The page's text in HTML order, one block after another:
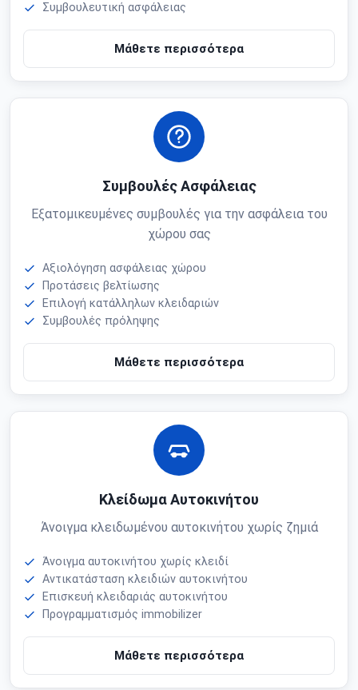
Συμβουλευτική ασφάλειας
Μάθετε περισσότερα
Συμβουλές Ασφάλειας
Εξατομικευμένες συμβουλές για την ασφάλεια του
χώρου σας
Αξιολόγηση ασφάλειας χώρου
Προτάσεις βελτίωσης
Επιλογή κατάλληλων κλειδαριών
Συμβουλές πρόληψης
Μάθετε περισσότερα
Κλείδωμα Αυτοκινήτου
Άνοιγμα κλειδωμένου αυτοκινήτου χωρίς ζημιά
Άνοιγμα αυτοκινήτου χωρίς κλειδί
Αντικατάσταση κλειδιών αυτοκινήτου
Επισκευή κλειδαριάς αυτοκινήτου
Προγραμματισμός immobilizer
Μάθετε περισσότερα